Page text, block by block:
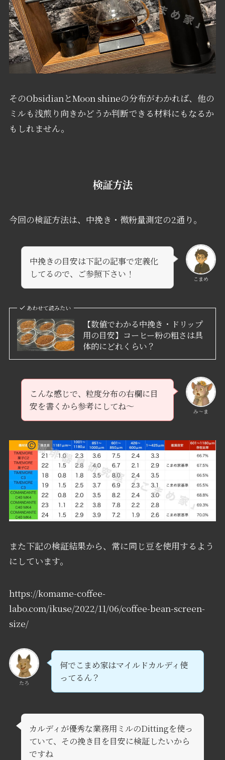
そのObsidianとMoon shineの分布がわかれば、他の
ミルも浅煎り向きかどうか判断できる材料にもなるか
もしれません。
検証方法
今回の検証方法は、中挽き・微粉量測定の2通り。
こまめ
中挽きの目安は下記の記事で定義化
してるので、ご参照下さい！
あわせて読みたい
【数値でわかる中挽き・ドリップ
用の目安】コーヒー粉の粗さは具
体的にどれくらい？
み〜ま
こんな感じで、粒度分布の右欄に目
安を書くから参考にしてね～
また下記の検証結果から、常に同じ豆を使用するよう
にしています。
https://komame-coffee-
labo.com/ikuse/2022/11/06/coffee-bean-screen-
size/
たろ
何でこまめ家はマイルドカルディ使
ってるん？
カルディが優秀な業務用ミルのDittingを使っ
ていて、その挽き目を目安に検証したいから
ですね